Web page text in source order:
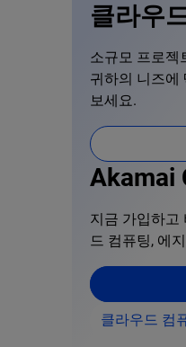
클라우
소규모 프로젝
귀하의 니즈에
보세요.
Akamai
지금 가입하고
드 컴퓨팅, 에
클라우드 컴